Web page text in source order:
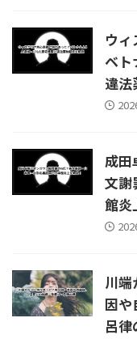
ウ
ベト
違法
成田
文謝
館炎
川端
因や
呂律